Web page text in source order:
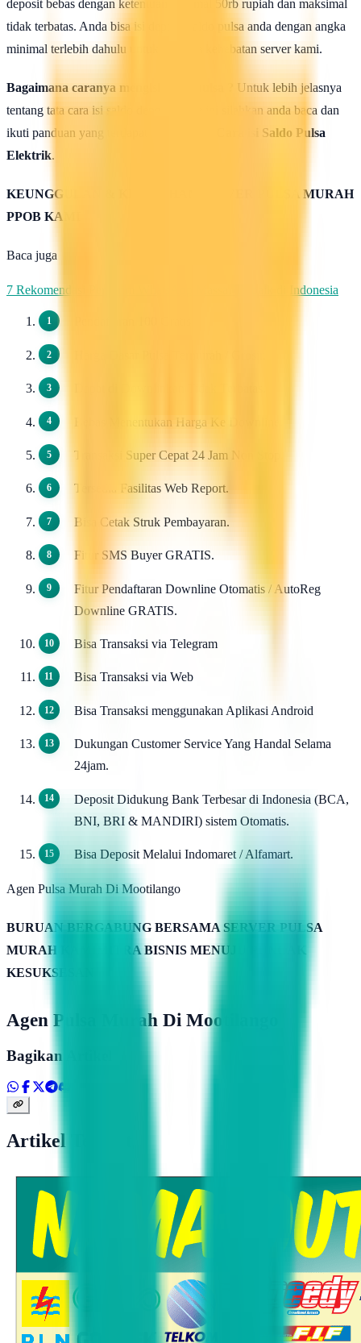
deposit bebas dengan ketentuan minimal 50rb rupiah dan maksimal
tidak terbatas. Anda bisa isi deposit saldo pulsa anda dengan angka
minimal terlebih dahulu untuk uji coba kehebatan server kami.
Bagaimana caranya mengisi saldo pulsa ?
Untuk lebih jelasnya
tentang tata cara isi saldo deposit pulsa ini silahkan anda baca dan
ikuti panduan yang terdapat di halaman :
Cara isi Saldo Pulsa
Elektrik.
KEUNGGULAN & KELEBIHAN SERVER PULSA MURAH
PPOB KAMI
Baca juga
7 Rekomendasi Pengirim WhatsApp Massal Terbaik di Indonesia
Bebas Menentukan Harga Ke Downline.
Transaksi Super Cepat 24 Jam Non Stop.
Tersedia Fasilitas Web Report.
Bisa Cetak Struk Pembayaran.
Fitur SMS Buyer GRATIS.
Fitur Pendaftaran Downline Otomatis / AutoReg
Downline GRATIS.
Bisa Transaksi via Telegram
Bisa Transaksi via Web
Bisa Transaksi menggunakan Aplikasi Android
Dukungan Customer Service Yang Handal Selama
24jam.
Deposit Didukung Bank Terbesar di Indonesia (BCA,
BNI, BRI & MANDIRI) sistem Otomatis.
Bisa Deposit Melalui Indomaret / Alfamart.
Agen Pulsa Murah Di Mootilango
BURUAN BERGABUNG BERSAMA SERVER PULSA
MURAH KAMIMITRA BISNIS MENUJU PUNCAK
KESUKSESAN
Agen Pulsa Murah Di Mootilango
Bagikan Artikel
Artikel Terkait